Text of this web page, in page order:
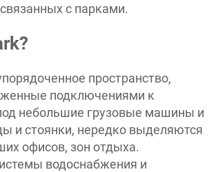
с парками.
пространство,
подключениями к
небольшие грузовые машины и
и стоянки, нередко выделяются
офисов, зон отдыха.
водоснабжения и